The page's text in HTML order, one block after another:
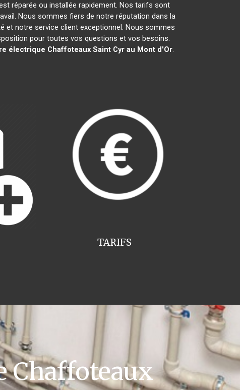
réparée ou installée rapidement. Nos tarifs sont
Nous sommes fiers de notre réputation dans la
et notre service client exceptionnel. Nous sommes
pour toutes vos questions et vos besoins.
électrique Chaffoteaux Saint Cyr au Mont d'Or.
TARIFS
Chaffoteaux